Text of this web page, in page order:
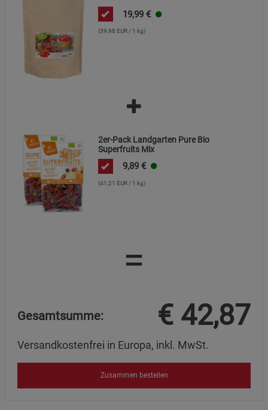
19,99 €
(39,98 EUR / 1 kg)
2er-Pack Landgarten Pure Bio
Superfruits Mix
9,89 €
(41,21 EUR / 1 kg)
=
Gesamtsumme: € 42,87
Versandkostenfrei in Europa, inkl. MwSt.
Zusammen bestellen
Datenschutzerklärung